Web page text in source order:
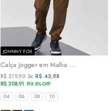
JOHNNY FOX
Calça Jogger em Malha ...
R$ 219,90 5x R$ 43,98
R$ 208,91 PIX 5% OFF
TAMANHOS
04 06 08 10